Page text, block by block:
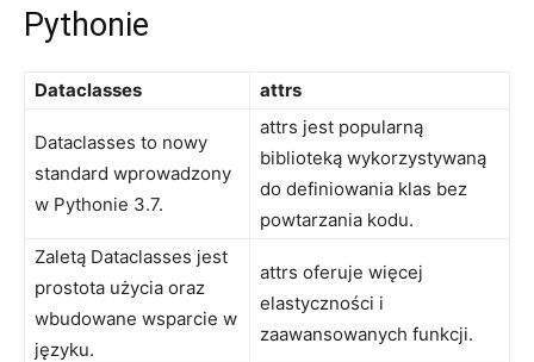
Pythonie
Dataclasses attrs
Dataclasses ⁤to nowy
standard‌ wprowadzony
w​ Pythonie 3.7.
attrs jest popularną
biblioteką wykorzystywaną
do definiowania klas ‌bez
powtarzania ⁣kodu.
Zaletą Dataclasses‌ jest
prostota użycia ‌oraz
wbudowane wsparcie⁣ w
języku.
attrs​ oferuje więcej
elastyczności i⁤
zaawansowanych funkcji.